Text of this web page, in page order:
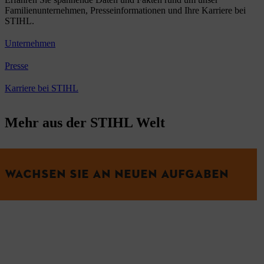
Familienunternehmen, Presseinformationen und Ihre Karriere bei
STIHL.
Unternehmen
Presse
Karriere bei STIHL
Mehr aus der STIHL Welt
WACHSEN SIE AN NEUEN AUFGABEN